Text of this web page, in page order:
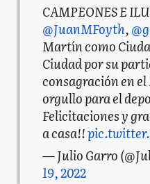
CAMPEONES E
@JuanMFoyth,
Martín como
Ciudad por su
consagración en
orgullo para el
Felicitaciones y
a casa!!
— Julio Garro
19, 2022